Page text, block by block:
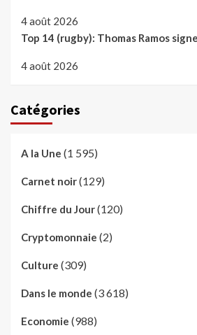
4 août 2026
Top 14 (rugby): Thomas Ramos
4 août 2026
Catégories
A la Une (1 595)
Carnet noir(129)
Chiffre du Jour(120)
Cryptomonnaie (2)
Culture (309)
Dans le monde (3 618)
Economie (988)